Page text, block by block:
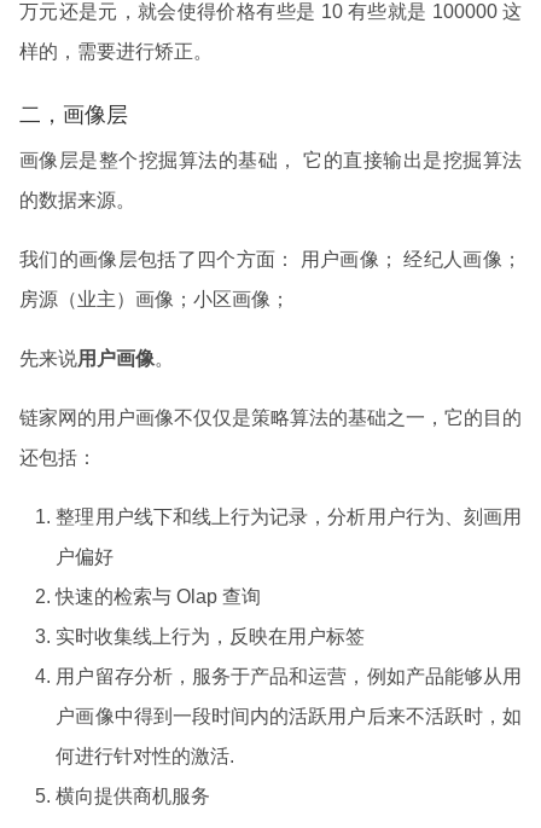
万元还是元，就会使得价格有些是 10 有些就是 100000 这
样的，需要进行矫正。
二，画像层
画像层是整个挖掘算法的基础， 它的直接输出是挖掘算法
的数据来源。
我们的画像层包括了四个方面： 用户画像； 经纪人画像；
房源（业主）画像；小区画像；
先来说用户画像。
链家网的用户画像不仅仅是策略算法的基础之一，它的目的
还包括：
整理用户线下和线上行为记录，分析用户行为、刻画用
户偏好
快速的检索与 Olap 查询
实时收集线上行为，反映在用户标签
用户留存分析，服务于产品和运营，例如产品能够从用
户画像中得到一段时间内的活跃用户后来不活跃时，如
何进行针对性的激活.
横向提供商机服务